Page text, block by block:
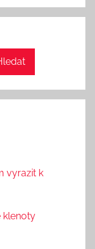
vyrazit k
klenoty